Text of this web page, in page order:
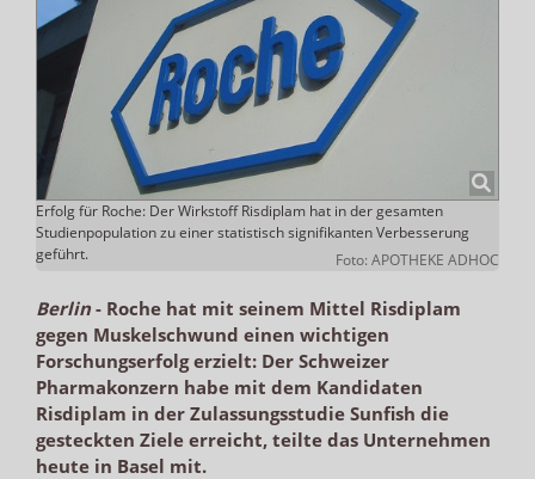
Erfolg für Roche: Der Wirkstoff Risdiplam hat in der gesamten
Studienpopulation zu einer statistisch signifikanten Verbesserung
geführt.
Foto: APOTHEKE ADHOC
Berlin- Roche hat mit seinem Mittel Risdiplam
gegen Muskelschwund einen wichtigen
Forschungserfolg erzielt: Der Schweizer
Pharmakonzern habe mit dem Kandidaten
Risdiplam in der Zulassungsstudie Sunfish die
gesteckten Ziele erreicht, teilte das Unternehmen
heute in Basel mit.